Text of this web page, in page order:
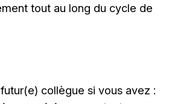
tout au long du cycle de
collègue si vous avez :